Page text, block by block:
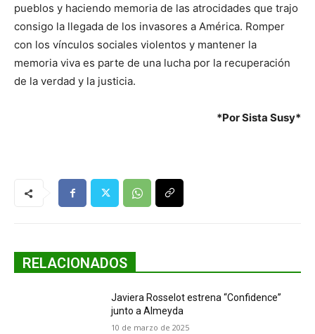
pueblos y haciendo memoria de las atrocidades que trajo
consigo la llegada de los invasores a América. Romper
con los vínculos sociales violentos y mantener la
memoria viva es parte de una lucha por la recuperación
de la verdad y la justicia.
*Por Sista Susy*
RELACIONADOS
Javiera Rosselot estrena “Confidence”
junto a Almeyda
10 de marzo de 2025